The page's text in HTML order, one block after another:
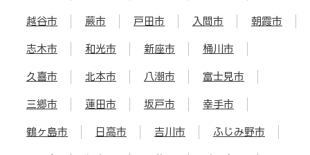
越谷市 蕨市 戸田市 入間市 朝霞市
志木市 和光市 新座市 桶川市
久喜市 北本市 八潮市 富士見市
三郷市 蓮田市 坂戸市 幸手市
鶴ヶ島市 日高市 吉川市 ふじみ野市